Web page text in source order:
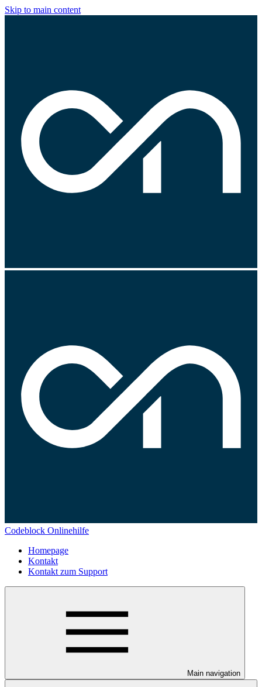
Skip to main content
Codeblock Onlinehilfe
Homepage
Kontakt
Kontakt zum Support
Main navigation